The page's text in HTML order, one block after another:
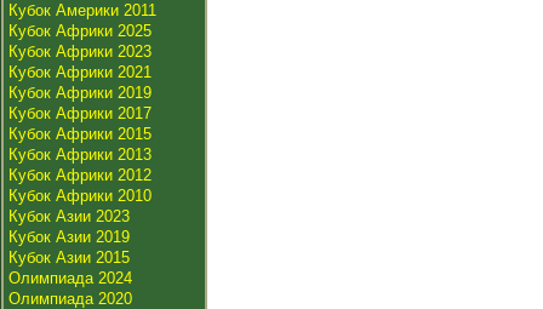
Кубок Америки 2011
Кубок Африки 2025
Кубок Африки 2023
Кубок Африки 2021
Кубок Африки 2019
Кубок Африки 2017
Кубок Африки 2015
Кубок Африки 2013
Кубок Африки 2012
Кубок Африки 2010
Кубок Азии 2023
Кубок Азии 2019
Кубок Азии 2015
Олимпиада 2024
Олимпиада 2020